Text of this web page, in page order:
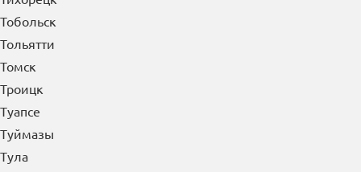
Талдом
Талнах
Тамбов
Тверь
Тимашевск
Тихвин
Тихорецк